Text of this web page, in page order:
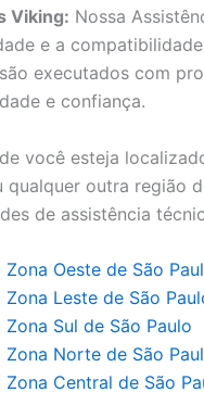
Viking: Nossa
e a
executados com
e confiança.
você esteja
qualquer outra região
de assistência
Oeste de São
Leste de São
Sul de São Paulo
Norte de São
Central de São